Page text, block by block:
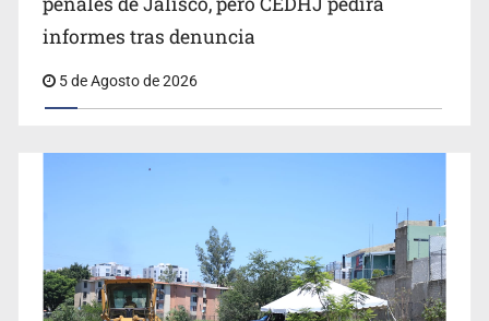
informes tras denuncia
5 de Agosto de 2026